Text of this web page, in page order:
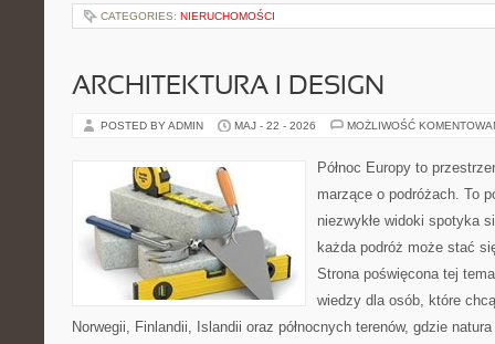
CATEGORIES: NIERUCHOMOŚCI
ARCHITEKTURA I DESIGN
POSTED BY ADMIN MAJ - 22 - 2026 MOŻLIWOŚĆ
Północ Europy to
marzące o podróżach. To
niezwykłe widoki spotyka
każda podróż może stać
Strona poświęcona tej
wiedzy dla osób, które
Norwegii, Finlandii, Islandii oraz północnych terenów, gdzie